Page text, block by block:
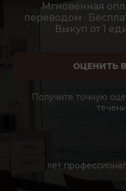
Мгновенная
переводом ·
Выкуп от 1
ОЦЕНИТЬ
Получите точную
лет